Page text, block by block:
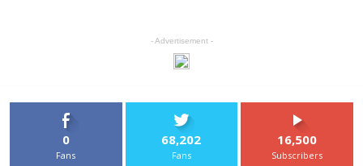
- Advertisement -
0
Fans
68,202
Fans
16,500
Subscribers